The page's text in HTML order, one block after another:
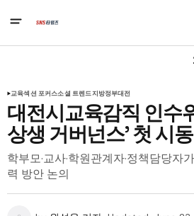
교육섹션 포커스소셜 트렌드지방정부대전
대전시교육감직 인수
상생 거버넌스’ 첫 시동
학부모·교사·학원관계자·정책담당자
력 방안 논의